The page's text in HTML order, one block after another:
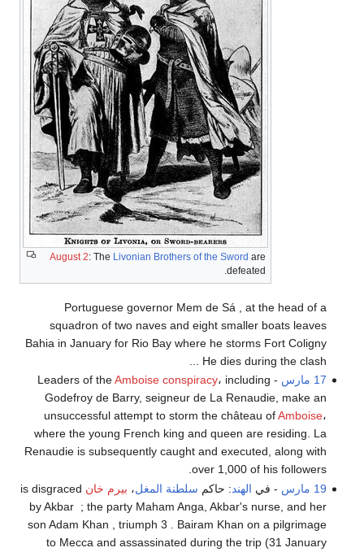
August 2: The Livonian Brothers of the Sword are
defeated.
Portuguese governor Mem de Sá , at the head of a
squadron of two naves and eight smaller boats leaves
Bahia in January for Rio Bay where he storms Fort Coligny
. He dies during the clash..
17 مارس
- Leaders of the
Amboise conspiracy، including
Godefroy de Barry, seigneur de La Renaudie, make an
unsuccessful attempt to storm the château ofAmboise،
where the young French king and queen are residing. La
Renaudie is subsequently caught and executed, along with
over 1,000 of his followers.
19 مارس
- في الهند: حاكم سلطنة المغل، بيرم خان is disgraced
by Akbar ; the party Maham Anga, Akbar's nurse, and her
son Adam Khan , triumph 3 . Bairam Khan on a pilgrimage
to Mecca and assassinated during the trip (31 January